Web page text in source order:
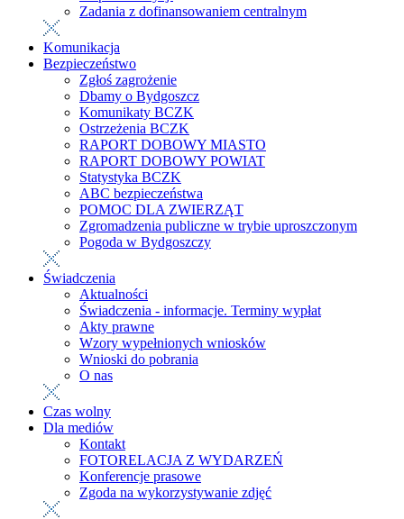
Zadania z dofinansowaniem centralnym
Komunikacja
Bezpieczeństwo
Zgłoś zagrożenie
Dbamy o Bydgoszcz
Komunikaty BCZK
Ostrzeżenia BCZK
RAPORT DOBOWY MIASTO
RAPORT DOBOWY POWIAT
Statystyka BCZK
ABC bezpieczeństwa
POMOC DLA ZWIERZĄT
Zgromadzenia publiczne w trybie uproszczonym
Pogoda w Bydgoszczy
Świadczenia
Aktualności
Świadczenia - informacje. Terminy wypłat
Akty prawne
Wzory wypełnionych wniosków
Wnioski do pobrania
O nas
Czas wolny
Dla mediów
Kontakt
FOTORELACJA Z WYDARZEŃ
Konferencje prasowe
Zgoda na wykorzystywanie zdjęć